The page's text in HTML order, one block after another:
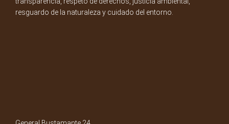
resguardo de la naturaleza y cuidado del entorno.